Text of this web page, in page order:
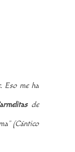
Eso me ha
de
(Cántico